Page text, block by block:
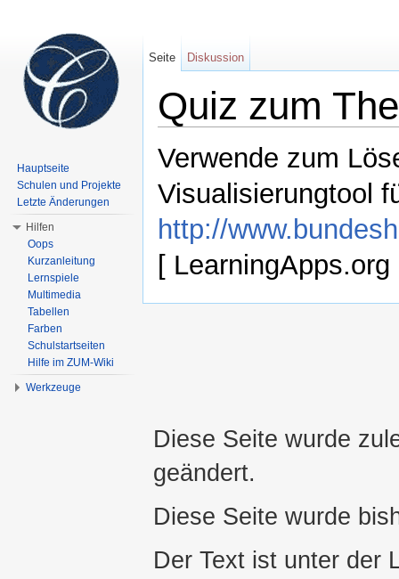
Quiz zum
Verwende zum
Visualisierungtool
http://
[
Seite Diskussion
Hauptseite
Schulen und Projekte
Letzte Änderungen
Hilfen
Oops
Kurzanleitung
Lernspiele
Multimedia
Tabellen
Farben
Schulstartseiten
Hilfe im ZUM-Wiki
Werkzeuge
Diese Seite wurde
geändert.
Diese Seite wurde
Der Text ist unter der